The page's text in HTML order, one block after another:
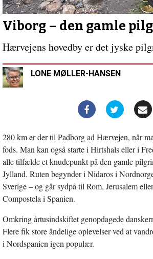
Pilgrimsvandring
og
økumeni
Viborg – den gamle
Hærvejens hovedby er det jyske
LONE MØLLER-HANSEN
280 km er der til Padborg ad Hærvejen, når
fods. Man kan også starte i Hirtshals eller i
alle tilfælde et knudepunkt på den gamle
Jylland. Ruten begynder i Nidaros i
Sverige – og går sydpå til Rom, Jerusalem
Compostela i Spanien.
Omkring årtusindskiftet genopdagede
Flere fik store åndelige oplevelser ved at
i Nordspanien igen populær.